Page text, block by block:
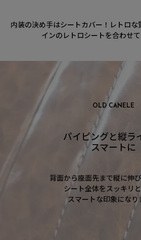
内装の決め手はシートカバー！レトロな
インのレトロシートを合わせ
OLD CANELE
パイピングと縦ラ
スマートに
背面から座面先まで縦に伸
シート全体をスッキリと
スマートな印象になり